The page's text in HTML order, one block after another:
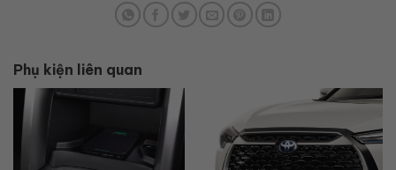
Phụ kiện liên quan